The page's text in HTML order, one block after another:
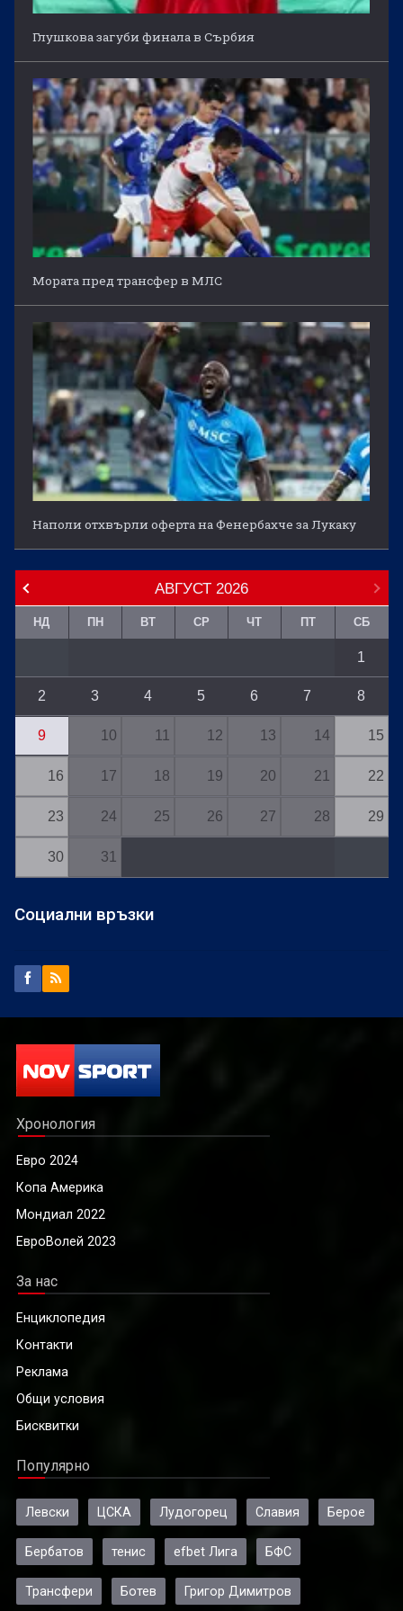
Глушкова загуби финала в Сърбия
Мората пред трансфер в МЛС
Наполи отхвърли оферта на Фенербахче за Лукаку
АВГУСТ 2026
НД ПН ВТ СР ЧТ ПТ СБ
1
2 3 4 5 6 7 8
9 10 11 12 13 14 15
16 17 18 19 20 21 22
23 24 25 26 27 28 29
30 31
Социални връзки
Хронология
Евро 2024
Копа Америка
Мондиал 2022
ЕвроВолей 2023
За нас
Енциклопедия
Контакти
Реклама
Общи условия
Бисквитки
Популярно
Левски ЦСКА Лудогорец Славия Берое
Бербатов тенис efbet Лига БФС
Трансфери Ботев Григор Димитров